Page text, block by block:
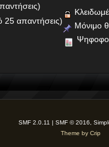
απαντήσεις)
Μόνιμο
SMF 2.0.11 | SMF © 2016,
Theme by Crip